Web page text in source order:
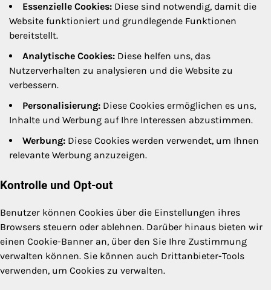
Essenzielle Cookies: Diese sind notwendig, damit die
Website funktioniert und grundlegende Funktionen
bereitstellt.
Analytische Cookies: Diese helfen uns, das
Nutzerverhalten zu analysieren und die Website zu
verbessern.
Personalisierung: Diese Cookies ermöglichen es uns,
Inhalte und Werbung auf Ihre Interessen abzustimmen.
Werbung: Diese Cookies werden verwendet, um Ihnen
relevante Werbung anzuzeigen.
Kontrolle und Opt-out
Benutzer können Cookies über die Einstellungen ihres
Browsers steuern oder ablehnen. Darüber hinaus bieten wir
einen Cookie-Banner an, über den Sie Ihre Zustimmung
verwalten können. Sie können auch Drittanbieter-Tools
verwenden, um Cookies zu verwalten.